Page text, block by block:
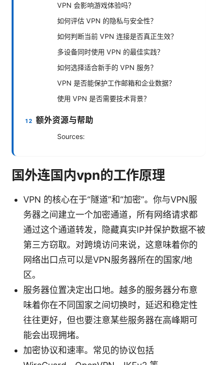
VPN 会影响游戏体验吗？
如何评估 VPN 的隐私与安全性？
如何判断当前 VPN 连接是否真正生效？
多设备同时使用 VPN 的最佳实践？
如何选择适合新手的 VPN 服务？
VPN 是否能保护工作邮箱和企业数据？
使用 VPN 是否需要技术背景？
额外资源与帮助
Sources:
国外连国内vpn的工作原理
VPN 的核心在于“隧道”和“加密”。你与VPN服
务器之间建立一个加密通道，所有网络请求都
通过这个通道转发，隐藏真实IP并保护数据不被
第三方窃取。对跨境访问来说，这意味着你的
网络出口点可以是VPN服务器所在的国家/地
区。
服务器位置决定出口地。越多的服务器分布意
味着你在不同国家之间切换时，延迟和稳定性
往往更好，但也要注意某些服务器在高峰期可
能会出现拥堵。
加密协议和速率。常见的协议包括